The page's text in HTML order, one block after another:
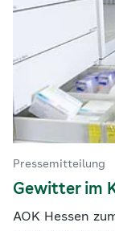
Pressemitteilung
Gewitter im
AOK Hessen